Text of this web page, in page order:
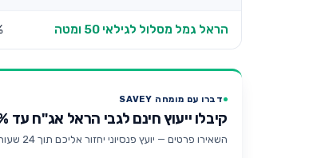
הראל גמל מסלול לגילאי 50 ומטה
דברו עם מומחה SAVEY
קיבלו ייעוץ חינם לגבי הראל אג"ח עד 25% מניות
השאירו פרטים — יועץ פנסיוני יחזור אליכם תוך 24 שעות.